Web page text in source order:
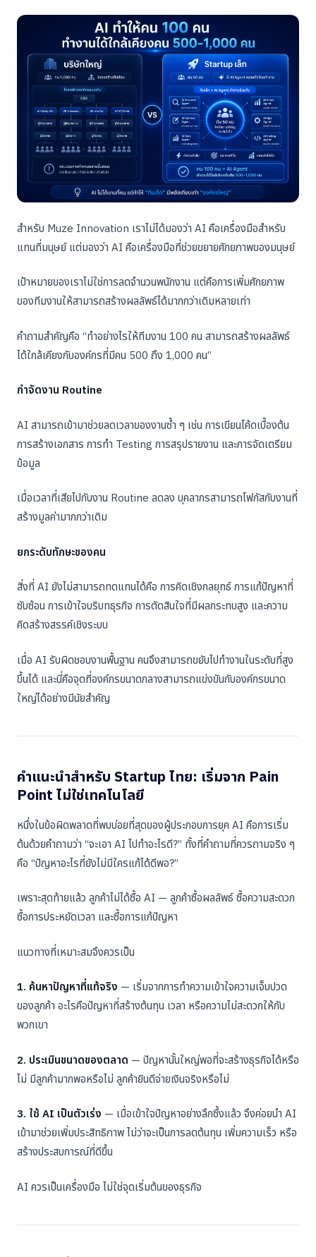
สำหรับ Muze Innovation เราไม่ได้มองว่า AI คือเครื่องมือสำหรับ
แทนที่มนุษย์ แต่มองว่า AI คือเครื่องมือที่ช่วยขยายศักยภาพของมนุษย์
เป้าหมายของเราไม่ใช่การลดจำนวนพนักงาน แต่คือการเพิ่มศักยภาพ
ของทีมงานให้สามารถสร้างผลลัพธ์ได้มากกว่าเดิมหลายเท่า
คำถามสำคัญคือ “ทำอย่างไรให้ทีมงาน 100 คน สามารถสร้างผลลัพธ์
ได้ใกล้เคียงกับองค์กรที่มีคน 500 ถึง 1,000 คน”
กำจัดงาน Routine
AI สามารถเข้ามาช่วยลดเวลาของงานซ้ำ ๆ เช่น การเขียนโค้ดเบื้องต้น
การสร้างเอกสาร การทำ Testing การสรุปรายงาน และการจัดเตรียม
ข้อมูล
เมื่อเวลาที่เสียไปกับงาน Routine ลดลง บุคลากรสามารถโฟกัสกับงานที่
สร้างมูลค่ามากกว่าเดิม
ยกระดับทักษะของคน
สิ่งที่ AI ยังไม่สามารถทดแทนได้คือ การคิดเชิงกลยุทธ์ การแก้ปัญหาที่
ซับซ้อน การเข้าใจบริบทธุรกิจ การตัดสินใจที่มีผลกระทบสูง และความ
คิดสร้างสรรค์เชิงระบบ
เมื่อ AI รับผิดชอบงานพื้นฐาน คนจึงสามารถขยับไปทำงานในระดับที่สูง
ขึ้นได้ และนี่คือจุดที่องค์กรขนาดกลางสามารถแข่งขันกับองค์กรขนาด
ใหญ่ได้อย่างมีนัยสำคัญ
คำแนะนำสำหรับ Startup ไทย: เริ่มจาก Pain
Point ไม่ใช่เทคโนโลยี
หนึ่งในข้อผิดพลาดที่พบบ่อยที่สุดของผู้ประกอบการยุค AI คือการเริ่ม
ต้นด้วยคำถามว่า “จะเอา AI ไปทำอะไรดี?” ทั้งที่คำถามที่ควรถามจริง ๆ
คือ “ปัญหาอะไรที่ยังไม่มีใครแก้ได้ดีพอ?”
เพราะสุดท้ายแล้ว ลูกค้าไม่ได้ซื้อ AI — ลูกค้าซื้อผลลัพธ์ ซื้อความสะดวก
ซื้อการประหยัดเวลา และซื้อการแก้ปัญหา
แนวทางที่เหมาะสมจึงควรเป็น
1. ค้นหาปัญหาที่แท้จริง — เริ่มจากการทำความเข้าใจความเจ็บปวด
ของลูกค้า อะไรคือปัญหาที่สร้างต้นทุน เวลา หรือความไม่สะดวกให้กับ
พวกเขา
2. ประเมินขนาดของตลาด — ปัญหานั้นใหญ่พอที่จะสร้างธุรกิจได้หรือ
ไม่ มีลูกค้ามากพอหรือไม่ ลูกค้ายินดีจ่ายเงินจริงหรือไม่
3. ใช้ AI เป็นตัวเร่ง — เมื่อเข้าใจปัญหาอย่างลึกซึ้งแล้ว จึงค่อยนำ AI
เข้ามาช่วยเพิ่มประสิทธิภาพ ไม่ว่าจะเป็นการลดต้นทุน เพิ่มความเร็ว หรือ
สร้างประสบการณ์ที่ดีขึ้น
AI ควรเป็นเครื่องมือ ไม่ใช่จุดเริ่มต้นของธุรกิจ